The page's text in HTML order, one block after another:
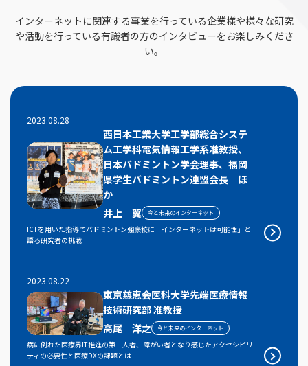
インターネットに関連する事業を行っている企業様や様々な研究
や活動を行っている有識者の方のインタビューをお楽しみくださ
い。
2023.08.28
西日本工業大学工学部総合システ
ム工学科電気情報工学系准教授、
日本バドミントン学会理事、福岡
県学生バドミントン連盟会長 ほ
か
井上 翼
今と未来のインターネット
ICTを用いた指導でバドミントン強豪校に「インターネットは可能性」と
語る研究者の挑戦
2023.08.22
東京慈恵会医科大学先端医療情報
技術研究部 准教授
高尾 洋之
今と未来のインターネット
病に倒れた医療界IT推進の第一人者、障がい者となり感じたアクセシビリ
ティの必要性と医療DXの課題とは